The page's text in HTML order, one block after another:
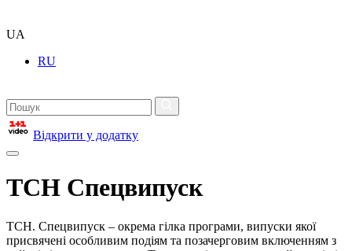
UA
RU
Відкрити у додатку
ТСН Спецвипуск
ТСН. Спецвипуск – окрема гілка програми, випуски якої
присвячені особливим подіям та позачерговим включенням з